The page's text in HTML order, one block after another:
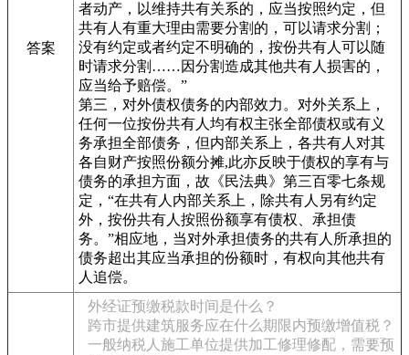
答案
者动产，以维持共有关系的，应当按照约定，但
共有人有重大理由需要分割的，可以请求分割；
没有约定或者约定不明确的，按份共有人可以随
时请求分割……因分割造成其他共有人损害的，
应当给予赔偿。”
第三，对外债权债务的内部效力。对外关系上，
任何一位按份共有人均有权主张全部债权或有义
务承担全部债务，但内部关系上，各共有人对其
各自财产按照份额分摊,此亦反映于债权的享有与
债务的承担方面，故《民法典》第三百零七条规
定，“在共有人内部关系上，除共有人另有约定
外，按份共有人按照份额享有债权、承担债
务。”相应地，当对外承担债务的共有人所承担的
债务超出其应当承担的份额时，有权向其他共有
人追偿。
外经证预缴税款时间是什么？
跨市提供建筑服务应在什么期限内预缴增值税？
一般纳税人施工单位提供加工修理修配，需要预